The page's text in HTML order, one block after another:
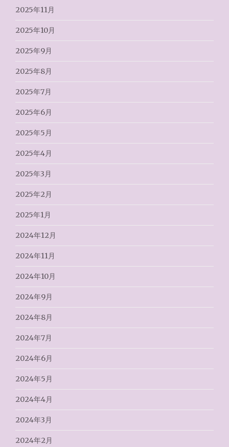
2025年11月
2025年10月
2025年9月
2025年8月
2025年7月
2025年6月
2025年5月
2025年4月
2025年3月
2025年2月
2025年1月
2024年12月
2024年11月
2024年10月
2024年9月
2024年8月
2024年7月
2024年6月
2024年5月
2024年4月
2024年3月
2024年2月